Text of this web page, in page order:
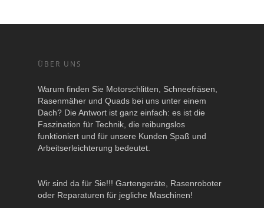
ÜBER UNS
Warum finden Sie Motorschlitten, Schneefräsen,
Rasenmäher und Quads bei uns unter einem
Dach? Die Antwort ist ganz einfach: es ist die
Faszination für Technik, die reibungslos
funktioniert und für unsere Kunden Spaß und
Arbeitserleichterung bedeutet.
Wir sind da für Sie!!! Gartengeräte, Rasenroboter
oder Reparaturen für jegliche Maschinen!